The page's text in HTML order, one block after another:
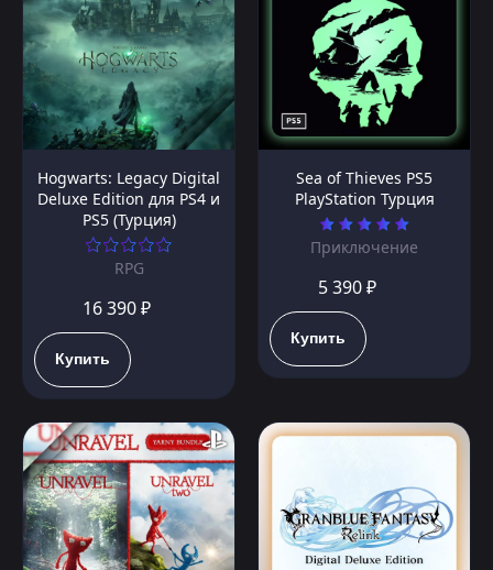
Hogwarts: Legacy Digital
Deluxe Edition для PS4 и
PS5 (Турция)
RPG
16 390 ₽
Купить
Sea of Thieves PS5
PlayStation Турция
Приключение
5 390 ₽
Купить